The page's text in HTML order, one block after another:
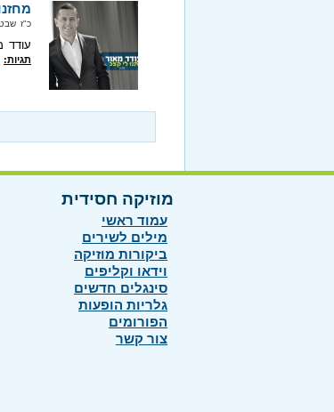
כ"ז שבט
עודד
תגיות:
מוזיקה חסידית
עמוד ראשי
מילים לשירים
ביקורות מוזיקה
וידאו וקליפים
סינגלים חדשים
גלריות הופעות
הפורומים
צור קשר